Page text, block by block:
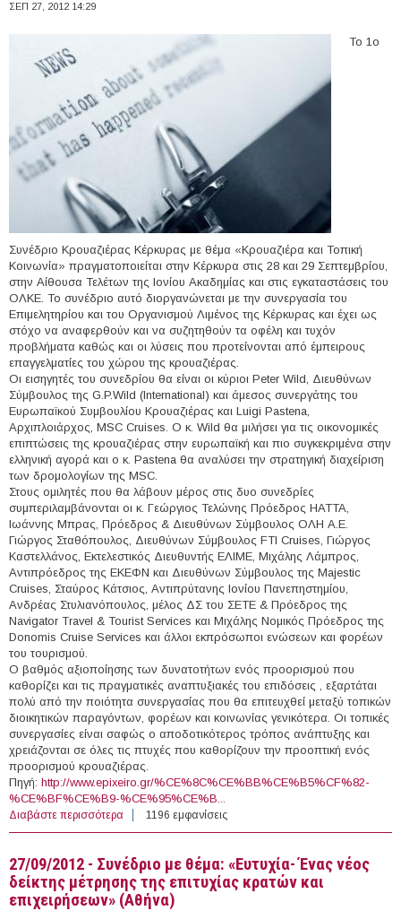
ΣΕΠ 27, 2012 14:29
Το 1ο
Συνέδριο Κρουαζιέρας Κέρκυρας με θέμα «Κρουαζιέρα και Τοπική
Κοινωνία» πραγματοποιείται στην Κέρκυρα στις 28 και 29 Σεπτεμβρίου,
στην Αίθουσα Τελέτων της Ιονίου Ακαδημίας και στις εγκαταστάσεις του
ΟΛΚΕ. Το συνέδριο αυτό διοργανώνεται με την συνεργασία του
Επιμελητηρίου και του Οργανισμού Λιμένος της Κέρκυρας και έχει ως
στόχο να αναφερθούν και να συζητηθούν τα οφέλη και τυχόν
προβλήματα καθώς και οι λύσεις που προτείνονται από έμπειρους
επαγγελματίες του χώρου της κρουαζιέρας.
Οι εισηγητές του συνεδρίου θα είναι οι κύριοι Peter Wild, Διευθύνων
Σύμβουλος της G.P.Wild (International) και άμεσος συνεργάτης του
Ευρωπαϊκού Συμβουλίου Κρουαζιέρας και Luigi Pastena,
Αρχιπλοιάρχος, MSC Cruises. Ο κ. Wild θα μιλήσει για τις οικονομικές
επιπτώσεις της κρουαζιέρας στην ευρωπαϊκή και πιο συγκεκριμένα στην
ελληνική αγορά και ο κ. Pastena θα αναλύσει την στρατηγική διαχείριση
των δρομολογίων της MSC.
Στους ομιλητές που θα λάβουν μέρος στις δυο συνεδρίες
συμπεριλαμβάνονται οι κ. Γεώργιος Τελώνης Πρόεδρος HATTA,
Ιωάννης Μπρας, Πρόεδρος & Διευθύνων Σύμβουλος ΟΛΗ Α.Ε.
Γιώργος Σταθόπουλος, Διευθύνων Σύμβουλος FTI Cruises, Γιώργος
Καστελλάνος, Εκτελεστικός Διευθυντής ΕΛΙΜΕ, Μιχάλης Λάμπρος,
Αντιπρόεδρος της ΕΚΕΦΝ και Διευθύνων Σύμβουλος της Majestic
Cruises, Σταύρος Κάτσιος, Αντιπρύτανης Ιονίου Πανεπηστημίου,
Ανδρέας Στυλιανόπουλος, μέλος ΔΣ του ΣΕΤΕ & Πρόεδρος της
Navigator Travel & Tourist Services και Μιχάλης Νομικός Πρόεδρος της
Donomis Cruise Services και άλλοι εκπρόσωποι ενώσεων και φορέων
του τουρισμού.
Ο βαθμός αξιοποίησης των δυνατοτήτων ενός προορισμού που
καθορίζει και τις πραγματικές αναπτυξιακές του επιδόσεις , εξαρτάται
πολύ από την ποιότητα συνεργασίας που θα επιτευχθεί μεταξύ τοπικών
διοικητικών παραγόντων, φορέων και κοινωνίας γενικότερα. Οι τοπικές
συνεργασίες είναι σαφώς ο αποδοτικότερος τρόπος ανάπτυξης και
χρειάζονται σε όλες τις πτυχές που καθορίζουν την προοπτική ενός
προορισμού κρουαζιέρας.
Πηγή: http://www.epixeiro.gr/%CE%8C%CE%BB%CE%B5%CF%82-
%CE%BF%CE%B9-%CE%95%CE%B...
Διαβάστε περισσότερα για 28/09/2012 - 1ο Συνέδριο Κρουαζιέρας στη Κέρκυρα
1196 εμφανίσεις
27/09/2012 - Συνέδριο με θέμα: «Ευτυχία- Ένας νέος
δείκτης μέτρησης της επιτυχίας κρατών και
επιχειρήσεων» (Aθήνα)